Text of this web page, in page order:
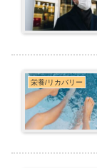
栄養/リカバリー